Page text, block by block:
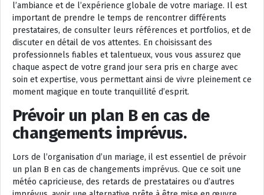
l’ambiance et de l’expérience globale de votre mariage. Il est
important de prendre le temps de rencontrer différents
prestataires, de consulter leurs références et portfolios, et de
discuter en détail de vos attentes. En choisissant des
professionnels fiables et talentueux, vous vous assurez que
chaque aspect de votre grand jour sera pris en charge avec
soin et expertise, vous permettant ainsi de vivre pleinement ce
moment magique en toute tranquillité d’esprit.
Prévoir un plan B en cas de
changements imprévus.
Lors de l’organisation d’un mariage, il est essentiel de prévoir
un plan B en cas de changements imprévus. Que ce soit une
météo capricieuse, des retards de prestataires ou d’autres